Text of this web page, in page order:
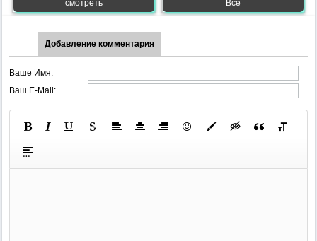
смотреть
Все
Добавление комментария
Ваше Имя:
Ваш E-Mail: